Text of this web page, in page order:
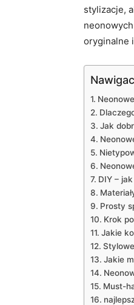
stylizacje,
oryginalne
Jak
DIY –
Prosty
Krok
Jakie
Jakie‍
Must-